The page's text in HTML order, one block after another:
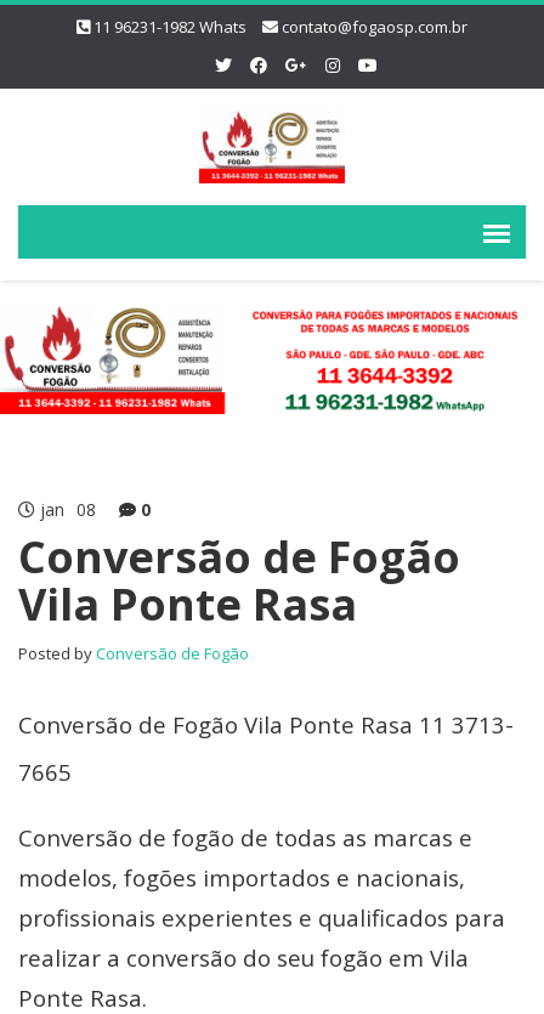
11 96231-1982 Whats contato@fogaosp.com.br
jan 08 0
Conversão de Fogão
Vila Ponte Rasa
Posted byConversão de Fogão
Conversão de Fogão Vila Ponte Rasa 11 3713-
7665
Conversão de fogão de todas as marcas e
modelos, fogões importados e nacionais,
profissionais experientes e qualificados para
realizar a conversão do seu fogão em Vila
Ponte Rasa.